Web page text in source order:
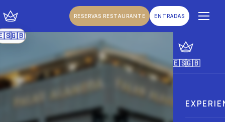
Español
|🇬🇧
Inglés
RESERVAS RESTAURANTE ENTRADAS
🇪🇸Español
|🇬🇧
Inglés